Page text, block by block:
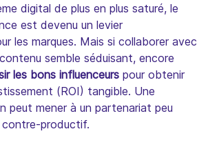
digital de plus en plus saturé, le
est devenu un levier
les marques. Mais si collaborer avec
semble séduisant, encore
les bons influenceurs pour obtenir
(ROI) tangible. Une
peut mener à un partenariat peu
productif.